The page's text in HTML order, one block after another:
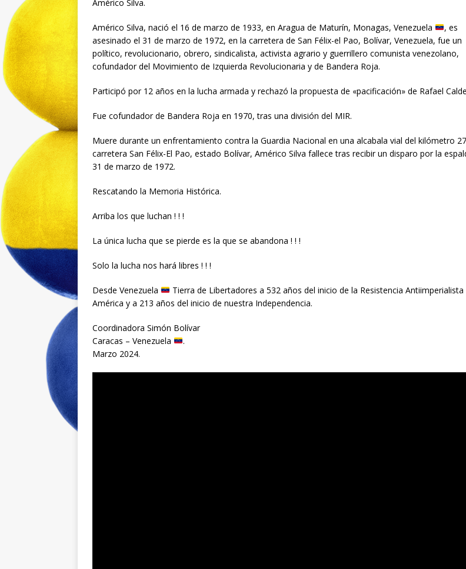
Américo Silva.
Américo Silva, nació el 16 de marzo de 1933, en Aragua de Maturín, Monagas, Venezuela
, es
asesinado el 31 de marzo de 1972, en la carretera de San Félix-el Pao, Bolívar, Venezuela, fue un
político, revolucionario, obrero, sindicalista, activista agrario y guerrillero comunista venezolano,
cofundador del Movimiento de Izquierda Revolucionaria y de Bandera Roja.
Participó por 12 años en la lucha armada y rechazó la propuesta de «pacificación» de Rafael
Fue cofundador de Bandera Roja en 1970, tras una división del MIR.
Muere durante un enfrentamiento contra la Guardia Nacional en una alcabala vial del kilómetro
carretera San Félix-El Pao, estado Bolívar, Américo Silva fallece tras recibir un disparo por la
31 de marzo de 1972.
Rescatando la Memoria Histórica.
Arriba los que luchan ! ! !
La única lucha que se pierde es la que se abandona ! ! !
Solo la lucha nos hará libres ! ! !
Desde Venezuela
Tierra de Libertadores a 532 años del inicio de la Resistencia Antiimperialista
América y a 213 años del inicio de nuestra Independencia.
Coordinadora Simón Bolívar
Caracas – Venezuela
.
Marzo 2024.